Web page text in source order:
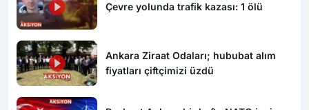
Çevre yolunda trafik kazası: 1 ölü
Ankara Ziraat Odaları; hububat alım
fiyatları çiftçimizi üzdü